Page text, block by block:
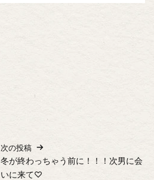
次の投稿
冬が終わっちゃう前に！！！次男に会
いに来て♡